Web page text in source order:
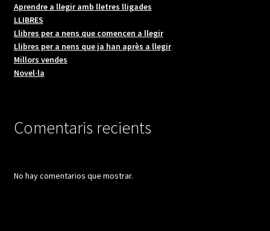
Aprendre a llegir amb lletres lligades
LLIBRES
Llibres per a nens que comencen a llegir
Llibres per a nens que ja han après a llegir
Millors vendes
Novel·la
Comentaris recients
No hay comentarios que mostrar.